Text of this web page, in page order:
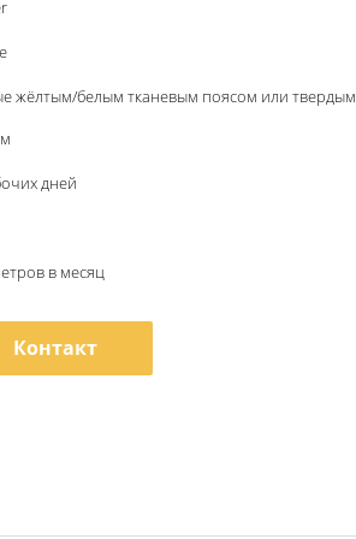
жёлтым/белым тканевым поясом или твердым
дней
в месяц
Контакт